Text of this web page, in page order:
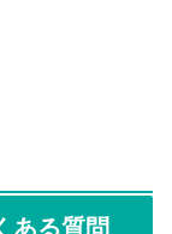
ある質問